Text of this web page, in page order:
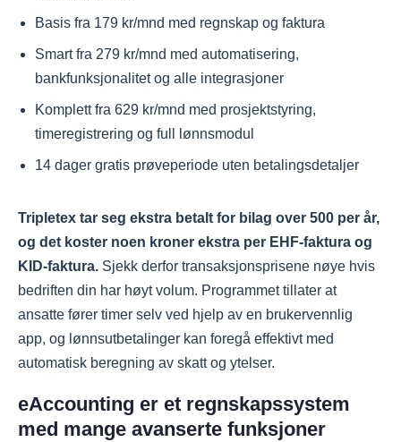
Basis fra 179 kr/mnd med regnskap og faktura
Smart fra 279 kr/mnd med automatisering,
bankfunksjonalitet og alle integrasjoner
Komplett fra 629 kr/mnd med prosjektstyring,
timeregistrering og full lønnsmodul
14 dager gratis prøveperiode uten betalingsdetaljer
Tripletex tar seg ekstra betalt for bilag over 500 per år,
og det koster noen kroner ekstra per EHF-faktura og
KID-faktura. Sjekk derfor transaksjonsprisene nøye hvis
bedriften din har høyt volum. Programmet tillater at
ansatte fører timer selv ved hjelp av en brukervennlig
app, og lønnsutbetalinger kan foregå effektivt med
automatisk beregning av skatt og ytelser.
eAccounting er et regnskapssystem
med mange avanserte funksjoner